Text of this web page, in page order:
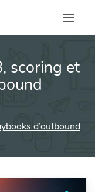
scoring et
d’outbound